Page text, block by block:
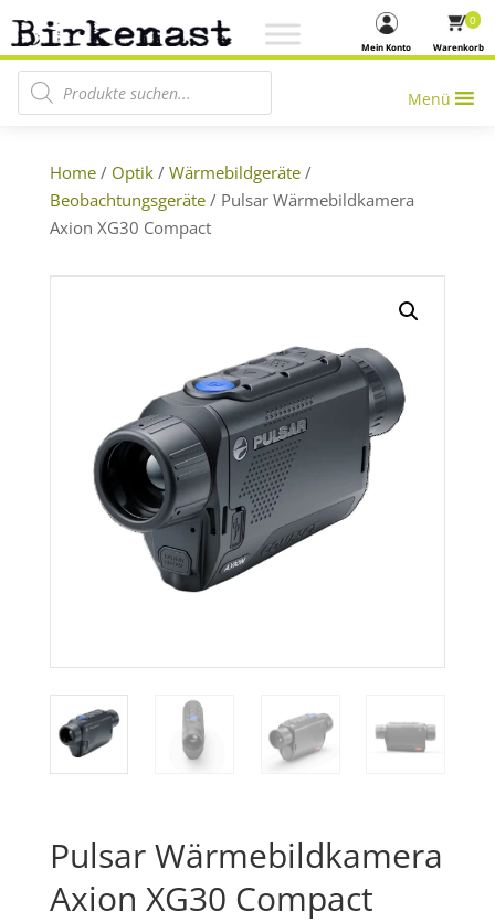
Warenkorb
0
Mein Konto
Products search
Menü
Home/ Optik/ Wärmebildgeräte/
Beobachtungsgeräte/ Pulsar Wärmebildkamera
Axion XG30 Compact
Pulsar Wärmebildkamera
Axion XG30 Compact